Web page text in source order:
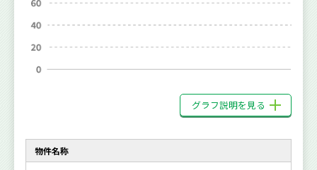
グラフ説明を見る
物件名称